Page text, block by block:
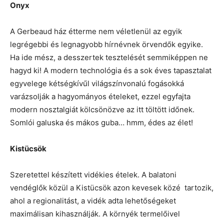
Onyx
A Gerbeaud ház étterme nem véletlenül az egyik
legrégebbi és legnagyobb hírnévnek örvendők egyike.
Ha ide mész, a desszertek tesztelését semmiképpen ne
hagyd ki! A modern technológia és a sok éves tapasztalat
egyvelege kétségkívűl világszínvonalú fogásokká
varázsolják a hagyományos ételeket, ezzel egyfajta
modern nosztalgiát kölcsönözve az itt töltött időnek.
Somlói galuska és mákos guba… hmm, édes az élet!
Kistücsök
Szeretettel készített vidékies ételek. A balatoni
vendéglők közül a Kistücsök azon kevesek közé tartozik,
ahol a regionalitást, a vidék adta lehetőségeket
maximálisan kihasználják. A környék termelőivel